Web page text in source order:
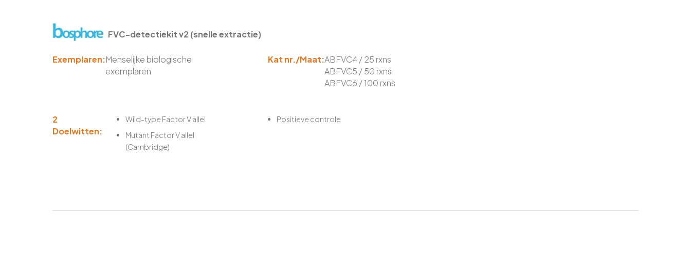
FVC-detectiekit v2 (snelle extractie)
Exemplaren:Menselijke biologische
exemplaren
Kat nr./Maat:ABFVC4 / 25 rxns
ABFVC5 / 50 rxns
ABFVC6 / 100 rxns
2
Doelwitten:
Wild-type Factor V allel
Mutant Factor V allel
(Cambridge)
Positieve controle